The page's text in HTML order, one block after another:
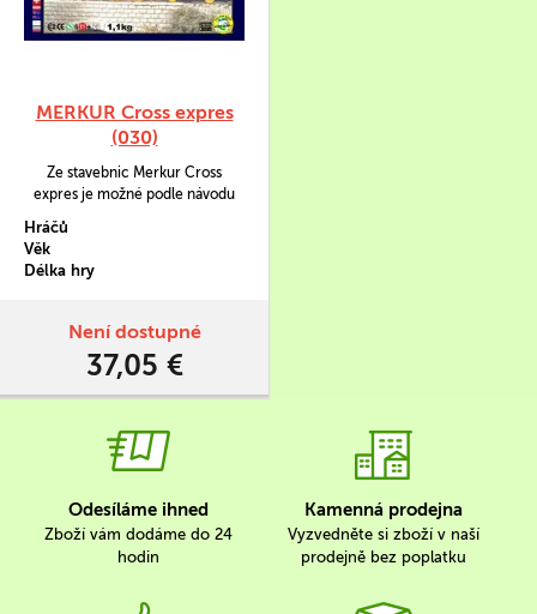
MERKUR Cross expres
(030)
Ze stavebnic Merkur Cross
expres je možné podle návodu
tendr a osobní vagón.
Hráčů
Věk
Délka hry
Není dostupné
37,05 €
Odesíláme ihned
Zboží vám dodáme do 24
hodin
Kamenná prodejna
Vyzvedněte si zboží v naší
prodejně bez poplatku